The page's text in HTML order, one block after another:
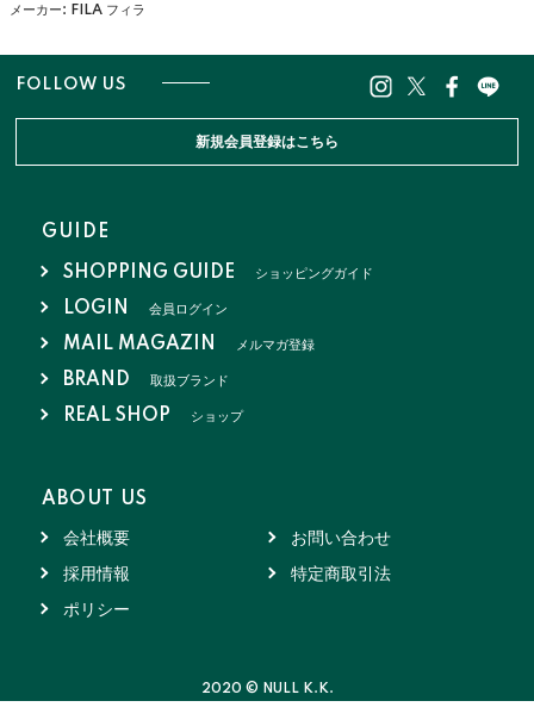
メーカー: FILA フィラ
FOLLOW US
新規会員登録はこちら
GUIDE
SHOPPING GUIDE ショッピングガイド
LOGIN 会員ログイン
MAIL MAGAZIN メルマガ登録
BRAND 取扱ブランド
REAL SHOP ショップ
ABOUT US
会社概要
お問い合わせ
採用情報
特定商取引法
ポリシー
2020 © NULL K.K.